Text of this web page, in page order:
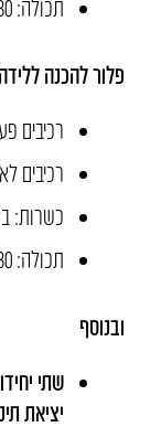
תכולה: 30 מ״ל.
פלורלהכנה ללידה
רכיבים
רכיבים
כשרות:
תכולה: 30 מ״ל.
ובנוסף
יציאת